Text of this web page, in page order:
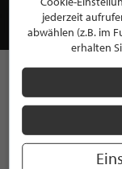
jederzeit
abwählen (z.B. im
erhalten